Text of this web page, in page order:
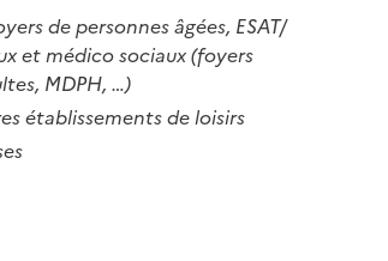
de personnes âgées, ESAT/
et médico sociaux (foyers
MDPH, …)
établissements de loisirs